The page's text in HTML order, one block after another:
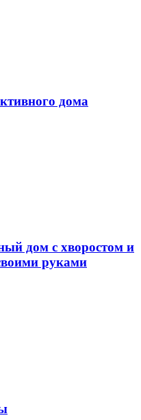
дома
дом с хворостом и
руками